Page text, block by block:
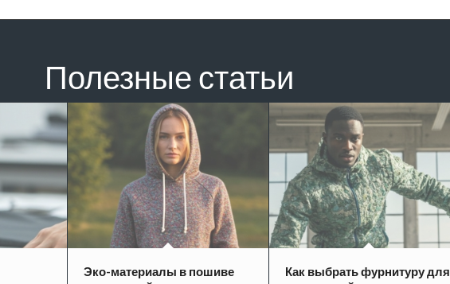
Полезные статьи
Эко-материалы в пошиве
Как выбрать фурнитуру для